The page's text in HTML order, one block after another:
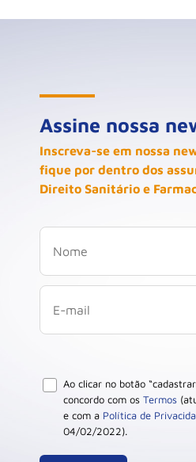
Assine nossa
Inscreva-se em nossa
fique por dentro dos
Direito Sanitário e
Ao clicar no botão
concordo com os Termos
e com a Política de
04/02/2022).